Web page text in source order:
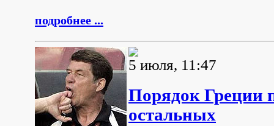
подробнее ...
5 июля, 11:47
Порядок Греции
остальных